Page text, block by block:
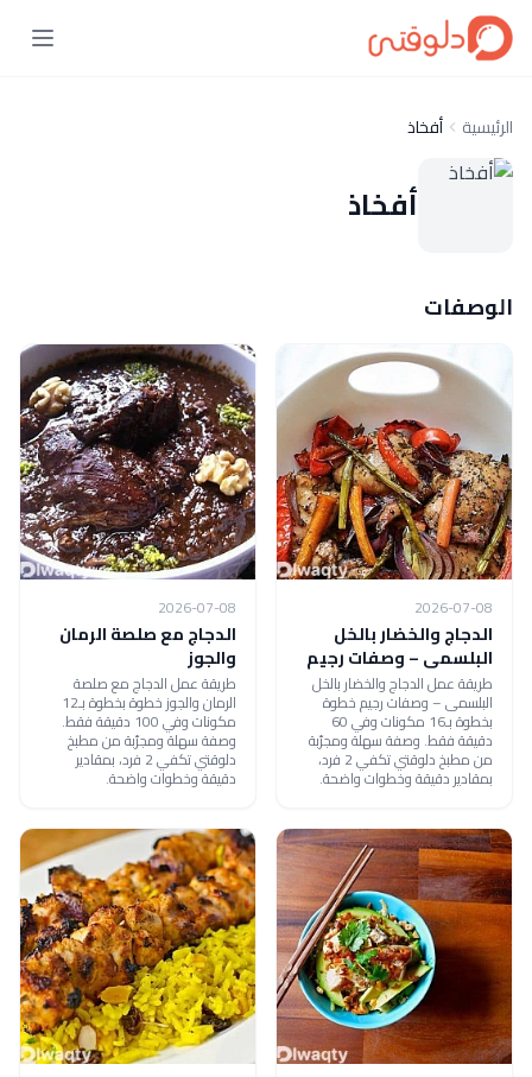
الرئيسية أفخاذ
أفخاذ
الوصفات
2026-07-08
الدجاج والخضار بالخل
البلسمى – وصفات رجيم
طريقة عمل الدجاج والخضار بالخل
البلسمى – وصفات رجيم خطوة
بخطوة بـ16 مكونات وفي 60
دقيقة فقط. وصفة سهلة ومجرّبة
من مطبخ دلوقتي تكفي 2 فرد،
بمقادير دقيقة وخطوات واضحة.
2026-07-08
الدجاج مع صلصة الرمان
والجوز
طريقة عمل الدجاج مع صلصة
الرمان والجوز خطوة بخطوة بـ12
مكونات وفي 100 دقيقة فقط.
وصفة سهلة ومجرّبة من مطبخ
دلوقتي تكفي 2 فرد، بمقادير
دقيقة وخطوات واضحة.